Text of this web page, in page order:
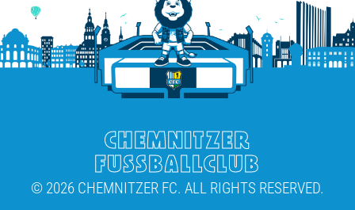
CHEMNITZER
FUSSBALLCLUB
© 2026 CHEMNITZER FC. ALL RIGHTS RESERVED.